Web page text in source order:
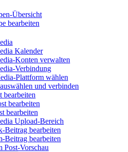
Übersicht
bearbeiten
Kalender
Konten verwalten
Verbindung
Plattform wählen
und verbinden
bearbeiten
bearbeiten
bearbeiten
Upload-Bereich
Beitrag bearbeiten
Beitrag bearbeiten
Post-Vorschau